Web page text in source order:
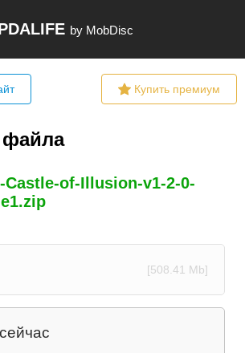
by MobDisc
Купить премиум
файла
Castle-of-Illusion-v1-2-0-
[508.41 Mb]